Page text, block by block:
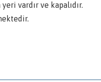
vardır ve kapalıdır.